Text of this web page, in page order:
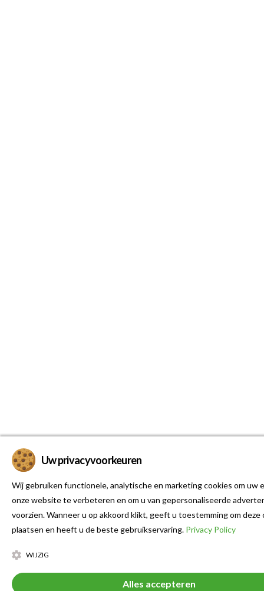
Uw privacyvoorkeuren
Wij gebruiken functionele, analytische en marketing cookies om uw
onze website te verbeteren en om u van gepersonaliseerde
voorzien. Wanneer u op akkoord klikt, geeft u toestemming om deze
plaatsen en heeft u de beste gebruikservaring. Privacy Policy
WIJZIG
Alles accepteren